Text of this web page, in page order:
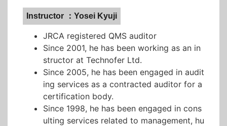
Instructor ：Yosei Kyuji
JRCA registered QMS auditor
Since 2001, he has been working as an in
structor at Technofer Ltd.
Since 2005, he has been engaged in audit
ing services as a contracted auditor for a
certification body.
Since 1998, he has been engaged in cons
ulting services related to management, hu